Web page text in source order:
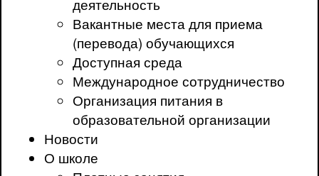
Вакантные места для приема
(перевода) обучающихся
Доступная среда
Международное сотрудничество
Организация питания в
образовательной организации
Новости
О школе